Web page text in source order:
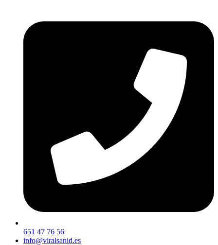
651 47 76 56
info@viralsanid.es